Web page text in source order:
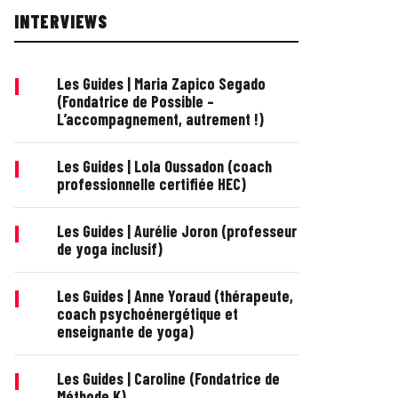
INTERVIEWS
|
Les Guides | Maria Zapico Segado
(Fondatrice de Possible –
L’accompagnement, autrement !)
|
Les Guides | Lola Oussadon (coach
professionnelle certifiée HEC)
|
Les Guides | Aurélie Joron (professeur
de yoga inclusif)
|
Les Guides | Anne Yoraud (thérapeute,
coach psychoénergétique et
enseignante de yoga)
|
Les Guides | Caroline (Fondatrice de